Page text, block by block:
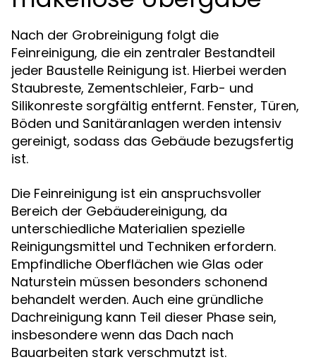
Nach der Grobreinigung folgt die
Feinreinigung, die ein zentraler Bestandteil
jeder Baustelle Reinigung ist. Hierbei werden
Staubreste, Zementschleier, Farb- und
Silikonreste sorgfältig entfernt. Fenster, Türen,
Böden und Sanitäranlagen werden intensiv
gereinigt, sodass das Gebäude bezugsfertig
ist.
Die Feinreinigung ist ein anspruchsvoller
Bereich der Gebäudereinigung, da
unterschiedliche Materialien spezielle
Reinigungsmittel und Techniken erfordern.
Empfindliche Oberflächen wie Glas oder
Naturstein müssen besonders schonend
behandelt werden. Auch eine gründliche
Dachreinigung kann Teil dieser Phase sein,
insbesondere wenn das Dach nach
Bauarbeiten stark verschmutzt ist.